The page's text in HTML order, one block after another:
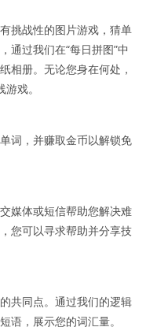
挑战性的图片游戏，猜单
通过我们在“每日拼图”中
相册。无论您身在何处，
戏。
词，并赚取金币以解锁免
媒体或短信帮助您解决难
您可以寻求帮助并分享技
共同点。通过我们的逻辑
语，展示您的词汇量。